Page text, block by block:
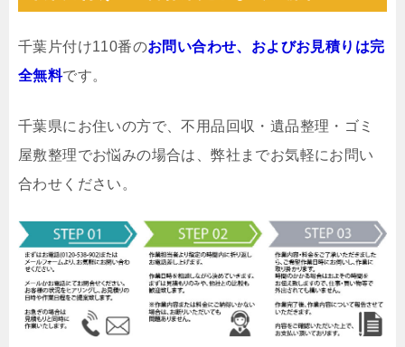
千葉片付け110番のお問い合わせ、およびお見積りは完
全無料です。
千葉県にお住いの方で、不用品回収・遺品整理・ゴミ
屋敷整理でお悩みの場合は、弊社までお気軽にお問い
合わせください。